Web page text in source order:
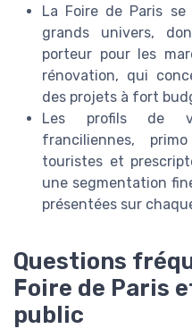
La Foire de Paris
grands univers,
porteur pour les
rénovation, qui
des projets à fort
Les profils de
franciliennes,
touristes et
une segmentation
présentées sur
Questions
Foire de Paris
public